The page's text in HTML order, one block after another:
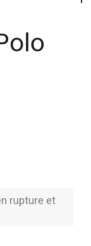
rupture et